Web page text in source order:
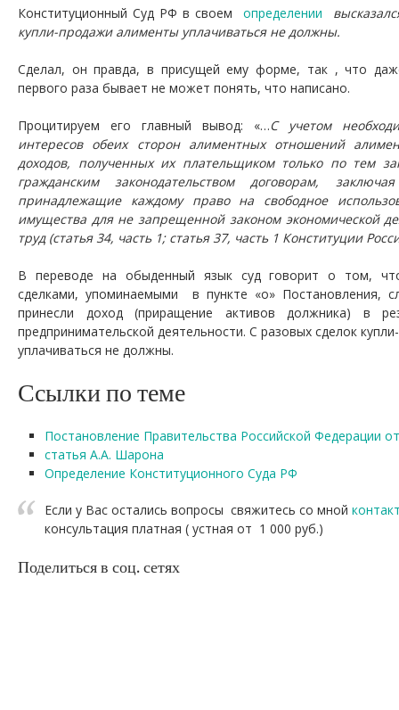
Конституционный Суд РФ в своем определении
купли-продажи алименты уплачиваться не должны.
Сделал, он правда, в присущей ему форме, так , что
первого раза бывает не может понять, что написано.
Процитируем его главный вывод: «…С учетом
интересов обеих сторон алиментных отношений
доходов, полученных их плательщиком только по тем
гражданским законодательством договорам,
принадлежащие каждому право на свободное
имущества для не запрещенной законом экономической
труд (статья 34, часть 1; статья 37, часть 1 Конституции
В переводе на обыденный язык суд говорит о том,
сделками, упоминаемыми в пункте «о» Постановления,
принесли доход (приращение активов должника) в
предпринимательской деятельности. С разовых сделок
уплачиваться не должны.
Ссылки по теме
Постановление Правительства Российской Федерации
статья А.А. Шарона
Определение Конституционного Суда РФ
Если у Вас остались вопросы свяжитесь со мной
консультация платная ( устная от 1 000 руб.)
Поделиться в соц. сетях